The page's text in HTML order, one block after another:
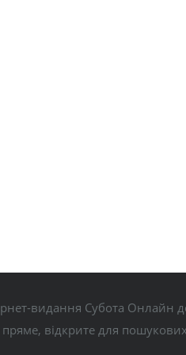
видання Субота
відкрите для